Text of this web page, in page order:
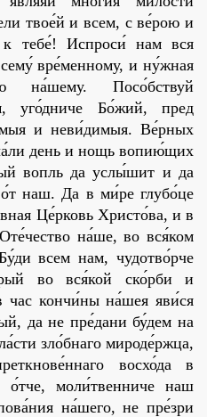
твое́й и всем, с ве́рою и
тебе́! Испроси́ нам вся
вре́менному, и ну́жная
на́шему. Посо́бствуй
уго́дниче Бо́жий, пред
и неви́димыя. Ве́рных
день и нощь вопию́щих
вопль да услы́шит и да
наш. Да в ми́ре глубо́це
Це́рковь Христо́ва, и в
на́ше, во вся́ком
всем нам, чудотво́рче
во вся́кой ско́рби и
час кончи́ны на́шея яви́ся
да не пре́дани бу́дем на
зло́бнаго мироде́ржца,
восхо́да в
о́тче, моли́твенниче наш
на́шего, не пре́зри